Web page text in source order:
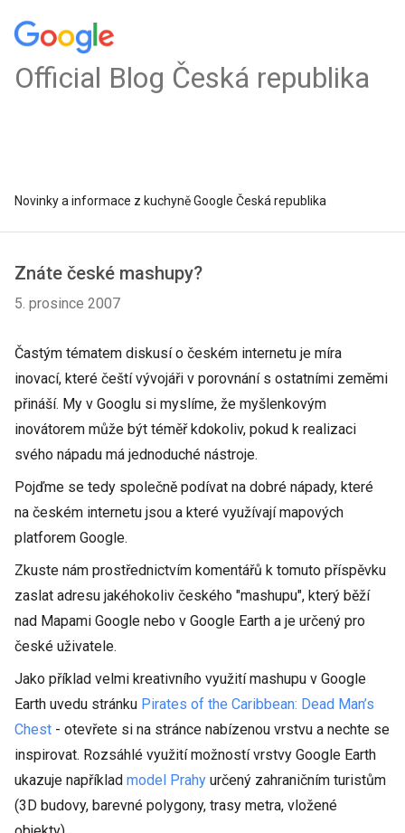
Official Blog Česká republika
Novinky a informace z kuchyně Google Česká republika
Znáte české mashupy?
5. prosince 2007
Častým tématem diskusí o českém internetu je míra
inovací, které čeští vývojáři v porovnání s ostatními zeměmi
přináší. My v Googlu si myslíme, že myšlenkovým
inovátorem může být téměř kdokoliv, pokud k realizaci
svého nápadu má jednoduché nástroje.
Pojďme se tedy společně podívat na dobré nápady, které
na českém internetu jsou a které využívají mapových
platforem Google.
Zkuste nám prostřednictvím komentářů k tomuto příspěvku
zaslat adresu jakéhokoliv českého "mashupu", který běží
nad Mapami Google nebo v Google Earth a je určený pro
české uživatele.
Jako příklad velmi kreativního využití mashupu v Google
Earth uvedu stránku Pirates of the Caribbean: Dead Man’s
Chest - otevřete si na stránce nabízenou vrstvu a nechte se
inspirovat. Rozsáhlé využití možností vrstvy Google Earth
ukazuje například model Prahy určený zahraničním turistům
(3D budovy, barevné polygony, trasy metra, vložené